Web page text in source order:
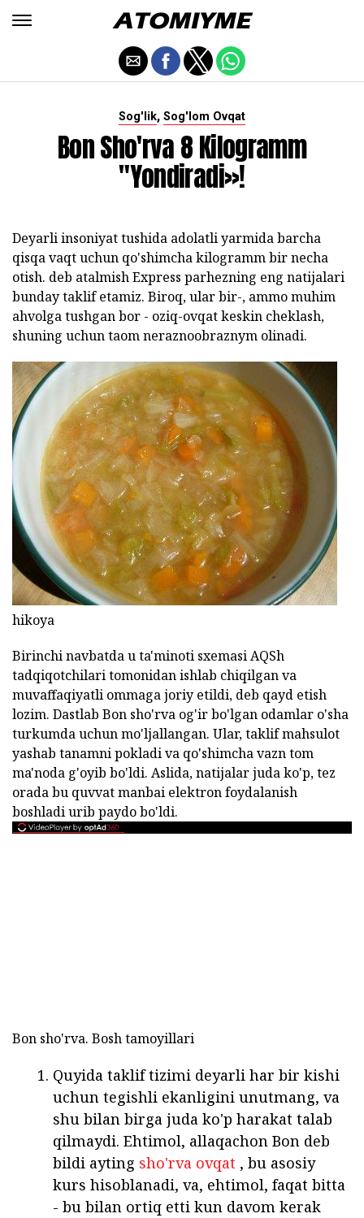
Sog'lik, Sog'lom Ovqat
Bon Sho'rva 8 Kilogramm
"yondiradi»!
Deyarli insoniyat tushida adolatli yarmida barcha
qisqa vaqt uchun qo'shimcha kilogramm bir necha
otish. deb atalmish Express parhezning eng natijalari
bunday taklif etamiz. Biroq, ular bir-, ammo muhim
ahvolga tushgan bor - oziq-ovqat keskin cheklash,
shuning uchun taom neraznoobraznym olinadi.
hikoya
Birinchi navbatda u ta'minoti sxemasi AQSh
tadqiqotchilari tomonidan ishlab chiqilgan va
muvaffaqiyatli ommaga joriy etildi, deb qayd etish
lozim. Dastlab Bon sho'rva og'ir bo'lgan odamlar o'sha
turkumda uchun mo'ljallangan. Ular, taklif mahsulot
yashab tanamni pokladi va qo'shimcha vazn tom
ma'noda g'oyib bo'ldi. Aslida, natijalar juda ko'p, tez
orada bu quvvat manbai elektron foydalanish
boshladi urib paydo bo'ldi.
Bon sho'rva. Bosh tamoyillari
Quyida taklif tizimi deyarli har bir kishi
uchun tegishli ekanligini unutmang, va
shu bilan birga juda ko'p harakat talab
qilmaydi. Ehtimol, allaqachon Bon deb
bildi ayting sho'rva ovqat , bu asosiy
kurs hisoblanadi, va, ehtimol, faqat bitta
- bu bilan ortiq etti kun davom kerak